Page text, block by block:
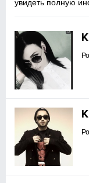
увидеть полную